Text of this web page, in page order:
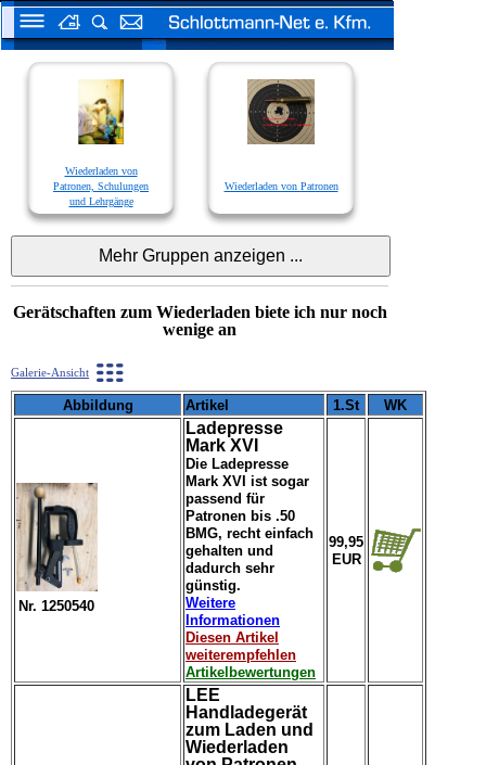
Wiederladen von
Patronen, Schulungen
und Lehrgänge
Wiederladen von Patronen
Gerätschaften zum Wiederladen biete ich nur noch
wenige an
Galerie-Ansicht
Abbildung Artikel 1.St WK
Nr. 1250540
Ladepresse
Mark XVI
Die Ladepresse
Mark XVI ist sogar
passend für
Patronen bis .50
BMG, recht einfach
gehalten und
dadurch sehr
günstig.
Weitere
Informationen
Diesen Artikel
weiterempfehlen
Artikelbewertungen
99,95
EUR
LEE
Handladegerät
zum Laden und
Wiederladen